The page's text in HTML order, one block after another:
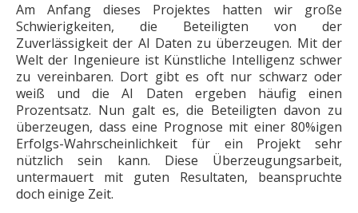
Am Anfang dieses Projektes hatten wir große
Schwierigkeiten, die Beteiligten von der
Zuverlässigkeit der AI Daten zu überzeugen. Mit der
Welt der Ingenieure ist Künstliche Intelligenz schwer
zu vereinbaren. Dort gibt es oft nur schwarz oder
weiß und die AI Daten ergeben häufig einen
Prozentsatz. Nun galt es, die Beteiligten davon zu
überzeugen, dass eine Prognose mit einer 80%igen
Erfolgs-Wahrscheinlichkeit für ein Projekt sehr
nützlich sein kann. Diese Überzeugungsarbeit,
untermauert mit guten Resultaten, beanspruchte
doch einige Zeit.